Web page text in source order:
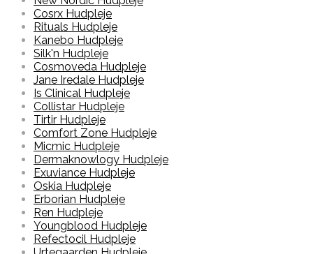
Cosrx Hudpleje
Rituals Hudpleje
Kanebo Hudpleje
Silk'n Hudpleje
Cosmoveda Hudpleje
Jane Iredale Hudpleje
Is Clinical Hudpleje
Collistar Hudpleje
Tirtir Hudpleje
Comfort Zone Hudpleje
Micmic Hudpleje
Dermaknowlogy Hudpleje
Exuviance Hudpleje
Oskia Hudpleje
Erborian Hudpleje
Ren Hudpleje
Youngblood Hudpleje
Refectocil Hudpleje